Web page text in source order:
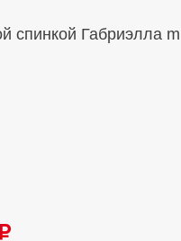
спинкой Габриэлла